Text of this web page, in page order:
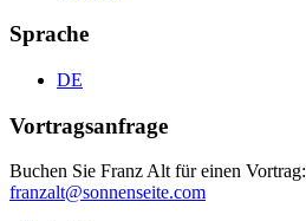
Sprache
DE
Vortragsanfrage
Buchen Sie Franz Alt für einen Vortrag:
franzalt@sonnenseite.com